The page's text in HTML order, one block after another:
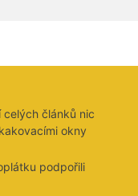
celých článků nic
okny
podpořili